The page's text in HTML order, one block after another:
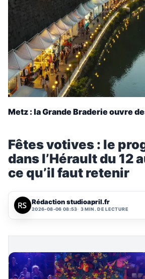
Metz : la Grande Braderie ouvre
Fêtes votives : le
dans l’Hérault du 12
ce qu’il faut retenir
Rédaction studioapril.fr
2026-08-06 08:53 3 MIN. DE LECTURE